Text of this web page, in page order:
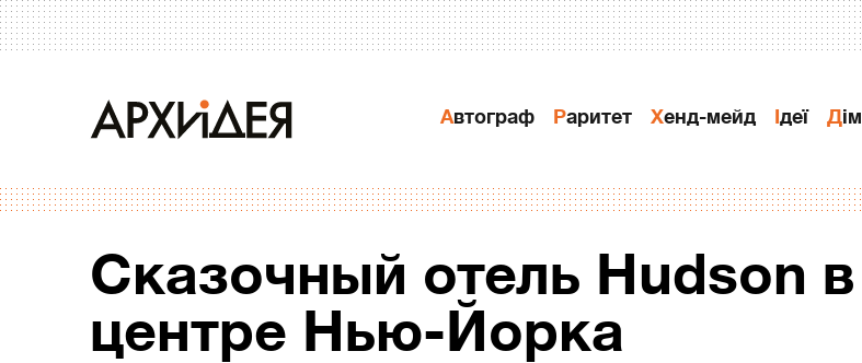
Автограф Раритет Хенд-мейд Ідеї Дiм
Сказочный отель Hudson в
центре Нью-Йорка